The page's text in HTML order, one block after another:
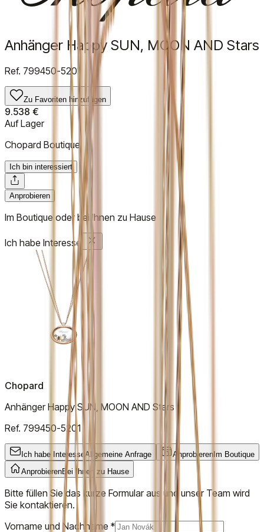
Anhänger Happy SUN, MOON AND Stars
Ref. 799450-5201
Zu Favoriten hinzufügen
9.538 €
Auf Lager
Chopard Boutique
Ich bin interessiert
Anprobieren
Im Boutique oder bei Ihnen zu Hause
Ich habe Interesse
Chopard
Anhänger Happy SUN, MOON AND Stars
Ref. 799450-5201
Ich habe Interesse Allgemeine Anfrage Anprobieren Im Boutique
AnprobierenBei Ihnen zu Hause
Bitte füllen Sie das kurze Formular aus und unser Team wird
Sie kontaktieren.
Vorname und Nachname *